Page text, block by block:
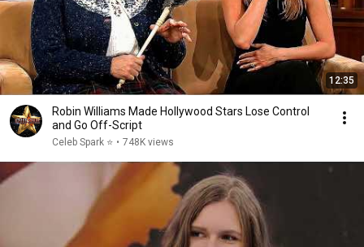
12:35
Robin Williams Made Hollywood Stars Lose Control
and Go Off-Script
Celeb Spark ⭐ • 748K views